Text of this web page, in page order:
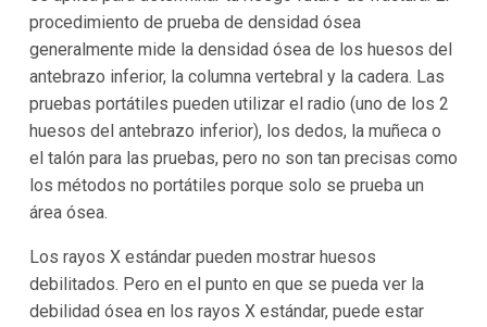
procedimiento de prueba de densidad ósea
generalmente mide la densidad ósea de los huesos del
antebrazo inferior, la columna vertebral y la cadera. Las
pruebas portátiles pueden utilizar el radio (uno de los 2
huesos del antebrazo inferior), los dedos, la muñeca o
el talón para las pruebas, pero no son tan precisas como
los métodos no portátiles porque solo se prueba un
área ósea.
Los rayos X estándar pueden mostrar huesos
debilitados. Pero en el punto en que se pueda ver la
debilidad ósea en los rayos X estándar, puede estar